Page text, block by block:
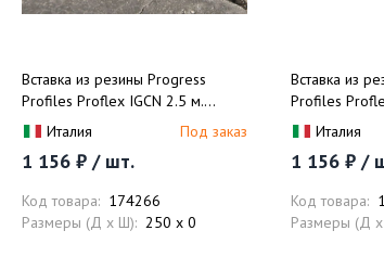
Вставка из резины Progress
Profiles Proflex IGCN 2.5 м.
(черный)Италия Под заказ
1 156 ₽ / шт.
Код товара: 174266
Размеры (Д x Ш): 250 x 0
Вставка из
Profiles
(серый)Италия
1 156 ₽ /
Код товара:
Размеры (Д